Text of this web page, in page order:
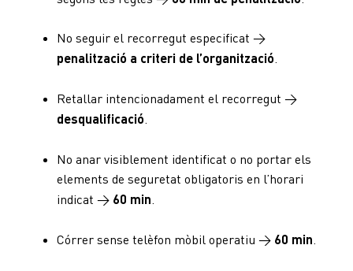
No seguir el recorregut especificat →
penalització a criteri de l’organització.
Retallar intencionadament el recorregut →
desqualificació
No anar visiblement identificat o no portar els
elements de seguretat obligatoris en l’horari
indicat → 60 min
Córrer sense telèfon mòbil operatiu → 60 min.